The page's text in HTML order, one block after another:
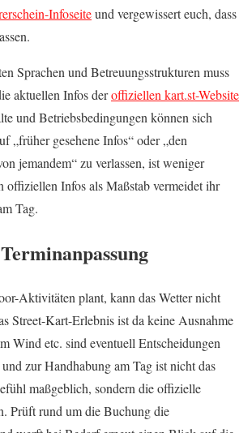
Infoseiteund vergewissert euch, dass
Sprachen und Betreuungsstrukturen muss
aktuellen Infos deroffiziellen kart.st-Website
und Betriebsbedingungen können sich
„früher gesehene Infos“ oder „den
jemandem“ zu verlassen, ist weniger
offiziellen Infos als Maßstab vermeidet ihr
Tag.
Aktivitäten plant, kann das Wetter nicht
Street-Kart-Erlebnis ist da keine Ausnahme
Wind etc. sind eventuell Entscheidungen
zur Handhabung am Tag ist nicht das
maßgeblich, sondern die offizielle
Prüft rund um die Buchung die